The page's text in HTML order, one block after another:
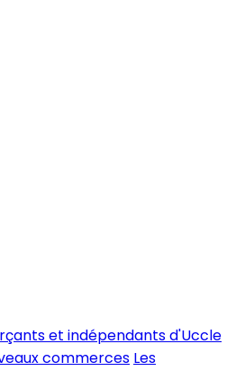
et indépendants d'Uccle
commerces Les